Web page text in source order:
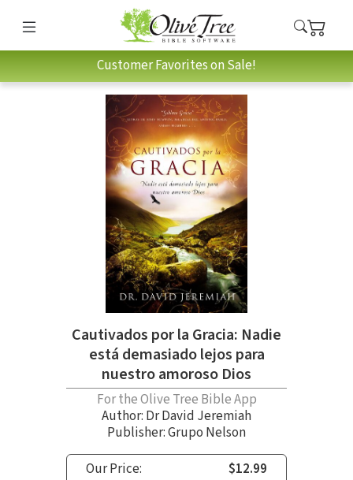
Customer Favorites on Sale!
Cautivados por la Gracia: Nadie
está demasiado lejos para
nuestro amoroso Dios
For the Olive Tree Bible App
Author: Dr David Jeremiah
Publisher: Grupo Nelson
Our Price:
$12.99